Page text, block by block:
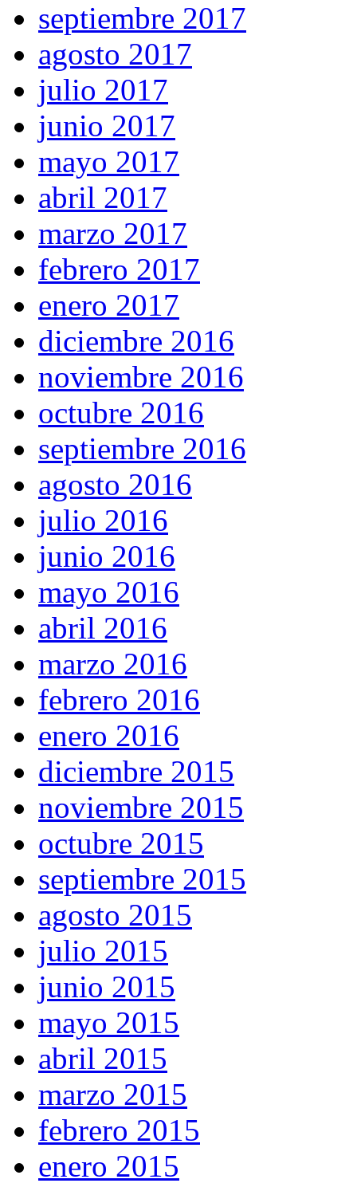
septiembre 2017
agosto 2017
julio 2017
junio 2017
mayo 2017
abril 2017
marzo 2017
febrero 2017
enero 2017
diciembre 2016
noviembre 2016
octubre 2016
septiembre 2016
agosto 2016
julio 2016
junio 2016
mayo 2016
abril 2016
marzo 2016
febrero 2016
enero 2016
diciembre 2015
noviembre 2015
octubre 2015
septiembre 2015
agosto 2015
julio 2015
junio 2015
mayo 2015
abril 2015
marzo 2015
febrero 2015
enero 2015